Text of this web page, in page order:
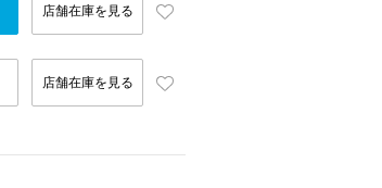
店舗在庫を見る
店舗在庫を見る